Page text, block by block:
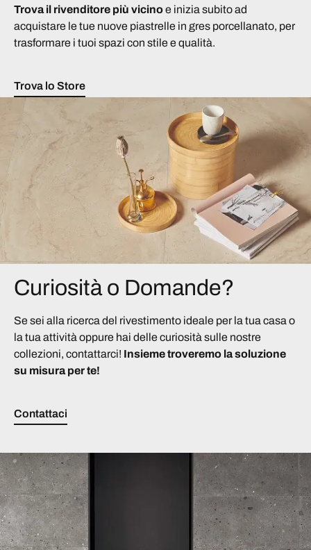
Trova il rivenditore più vicinoe inizia subito ad
acquistare le tue nuove piastrelle in gres porcellanato, per
trasformare i tuoi spazi con stile e qualità.
Trova lo Store
Curiosità o Domande?
Se sei alla ricerca del rivestimento ideale per la tua casa o
la tua attività oppure hai delle curiosità sulle nostre
collezioni, contattarci! Insieme troveremo la soluzione
su misura per te!
Contattaci